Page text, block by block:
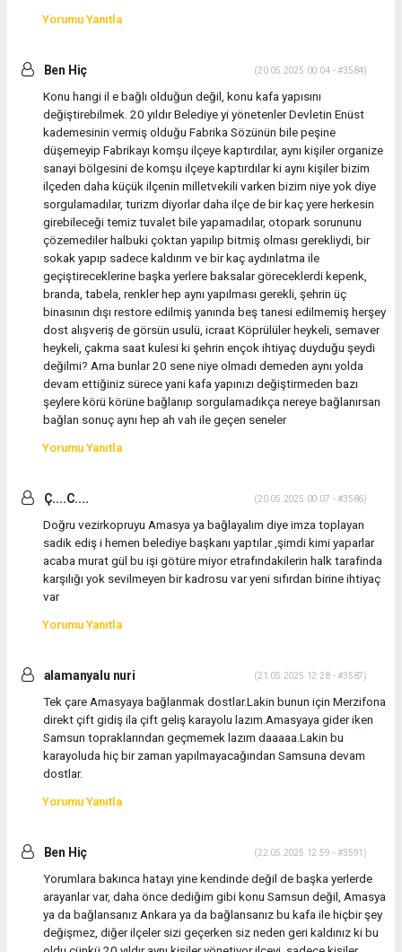
Yorumu Yanıtla
Ben Hiç (20.05.2025 00:04 - #3584)
Konu hangi il e bağlı olduğun değil, konu kafa yapısını
değiştirebilmek. 20 yıldır Belediye yi yönetenler Devletin Enüst
kademesinin vermiş olduğu Fabrika Sözünün bile peşine
düşemeyip Fabrikayı komşu ilçeye kaptırdılar, aynı kişiler organize
sanayi bölgesini de komşu ilçeye kaptırdılar ki aynı kişiler bizim
ilçeden daha küçük ilçenin milletvekili varken bizim niye yok diye
sorgulamadılar, turizm diyorlar daha ilçe de bir kaç yere herkesin
girebileceği temiz tuvalet bile yapamadılar, otopark sorununu
çözemediler halbuki çoktan yapılıp bitmiş olması gerekliydi, bir
sokak yapıp sadece kaldırım ve bir kaç aydınlatma ile
geçiştireceklerine başka yerlere baksalar göreceklerdi kepenk,
branda, tabela, renkler hep aynı yapılması gerekli, şehrin üç
binasının dışı restore edilmiş yanında beş tanesi edilmemiş herşey
dost alışveriş de görsün usulü, icraat Köprülüler heykeli, semaver
heykeli, çakma saat kulesi ki şehrin ençok ihtiyaç duyduğu şeydi
değilmi? Ama bunlar 20 sene niye olmadı demeden aynı yolda
devam ettiğiniz sürece yani kafa yapınızı değiştirmeden bazı
şeylere körü körüne bağlanıp sorgulamadıkça nereye bağlanırsan
bağlan sonuç aynı hep ah vah ile geçen seneler
Yorumu Yanıtla
Ç....C.... (20.05.2025 00:07 - #3586)
Doğru vezirkopruyu Amasya ya bağlayalım diye imza toplayan
sadik ediş i hemen belediye başkanı yaptılar ,şimdi kimi yaparlar
acaba murat gül bu işi götüre miyor etrafındakilerin halk tarafinda
karşılığı yok sevilmeyen bir kadrosu var yeni sıfırdan birine ihtiyaç
var
Yorumu Yanıtla
alamanyalu nuri (21.05.2025 12:28 - #3587)
Tek çare Amasyaya bağlanmak dostlar.Lakin bunun için Merzifona
direkt çift gidiş ila çift geliş karayolu lazım.Amasyaya gider iken
Samsun topraklarından geçmemek lazım daaaaa.Lakin bu
karayoluda hiç bir zaman yapılmayacağından Samsuna devam
dostlar.
Yorumu Yanıtla
Ben Hiç (22.05.2025 12:59 - #3591)
Yorumlara bakınca hatayı yine kendinde değil de başka yerlerde
arayanlar var, daha önce dediğim gibi konu Samsun değil, Amasya
ya da bağlansanız Ankara ya da bağlansanız bu kafa ile hiçbir şey
değişmez, diğer ilçeler sizi geçerken siz neden geri kaldınız ki bu